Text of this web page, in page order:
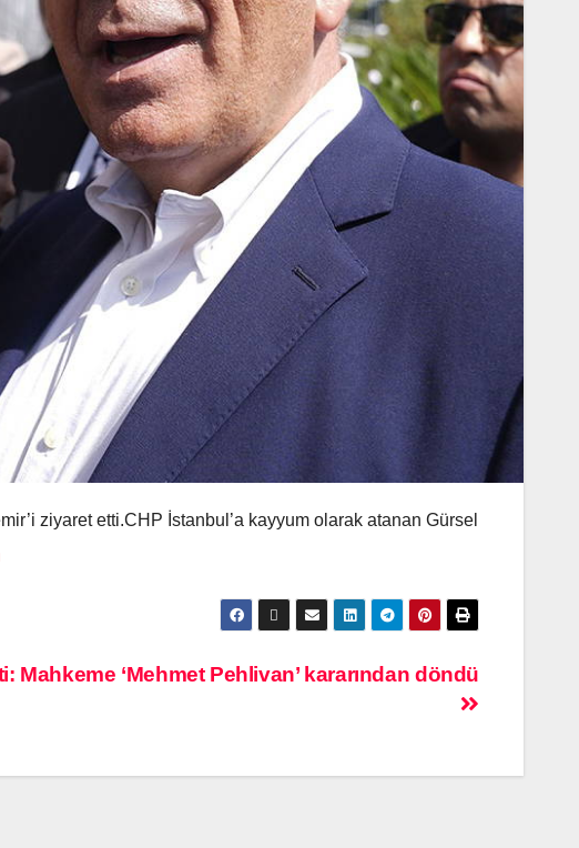
ziyaret etti.CHP İstanbul’a kayyum olarak atanan Gürsel
Mahkeme ‘Mehmet Pehlivan’ kararından döndü